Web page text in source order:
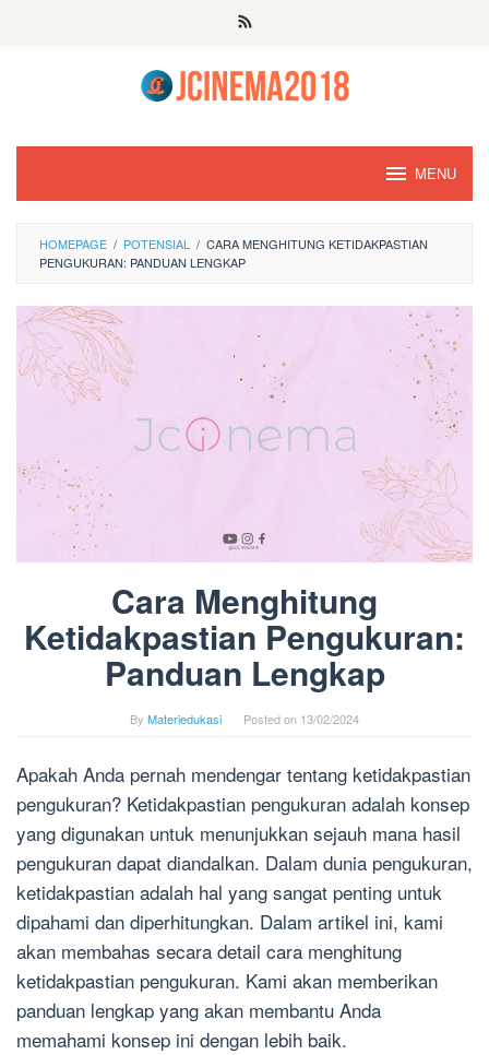
MENU
HOMEPAGE / POTENSIAL / CARA MENGHITUNG KETIDAKPASTIAN
PENGUKURAN: PANDUAN LENGKAP
Cara Menghitung
Ketidakpastian Pengukuran:
Panduan Lengkap
By Materiedukasi Posted on 13/02/2024
Apakah Anda pernah mendengar tentang ketidakpastian
pengukuran? Ketidakpastian pengukuran adalah konsep
yang digunakan untuk menunjukkan sejauh mana hasil
pengukuran dapat diandalkan. Dalam dunia pengukuran,
ketidakpastian adalah hal yang sangat penting untuk
dipahami dan diperhitungkan. Dalam artikel ini, kami
akan membahas secara detail cara menghitung
ketidakpastian pengukuran. Kami akan memberikan
panduan lengkap yang akan membantu Anda
memahami konsep ini dengan lebih baik.